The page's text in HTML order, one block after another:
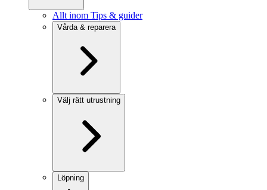
Allt inom Tips & guider
Vårda & reparera
Välj rätt utrustning
Löpning